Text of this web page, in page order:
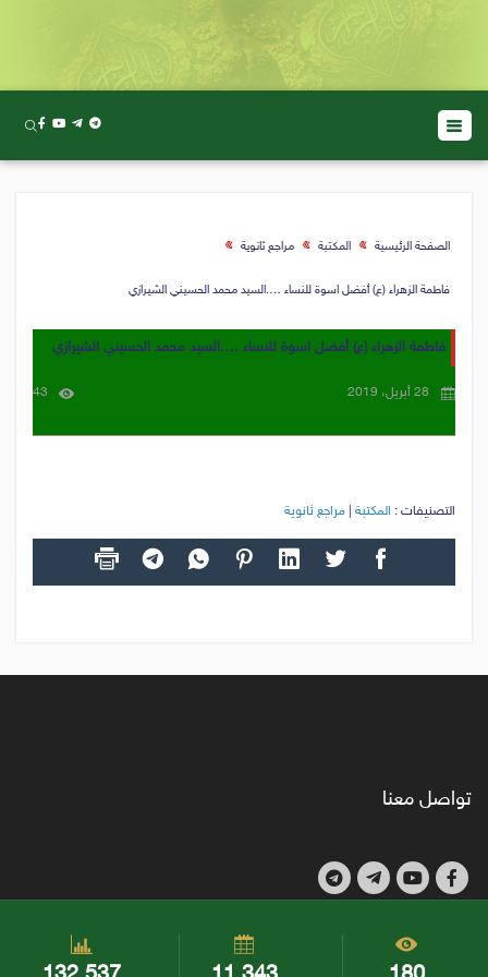
الصفحة الرئيسية المكتبة مراجع ثانوية
فاطمة الزهراء (ع) أفضل اسوة للنساء ….السيد محمد الحسيني الشيرازي
فاطمة الزهراء (ع) أفضل اسوة للنساء ….السيد محمد الحسيني الشيرازي
28 أبريل، 2019 43
التصنيفات : المكتبة مراجع ثانوية
تواصل معنا